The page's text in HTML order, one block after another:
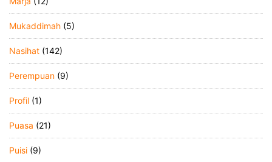
Mukaddimah (5)
Nasihat (142)
Perempuan (9)
Profil (1)
Puasa (21)
Puisi (9)